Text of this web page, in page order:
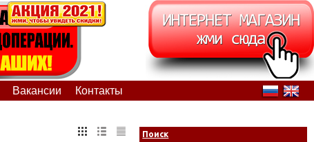
Вакансии Контакты
Поиск